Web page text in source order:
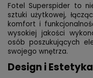
Fotel Superspider to
sztuki użytkowej,
komfort i
wysokiej jakości
osób poszukujących
swojego wnętrza.
Design i Estetyka